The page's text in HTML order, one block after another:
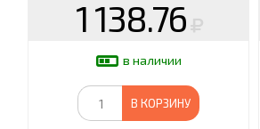
1 138.76
в наличии
В КОРЗИНУ